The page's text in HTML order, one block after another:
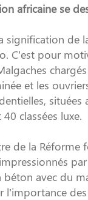
africaine se
de
C’est pour
et les
situées
classées luxe.
de la Réforme
par
béton avec du
des